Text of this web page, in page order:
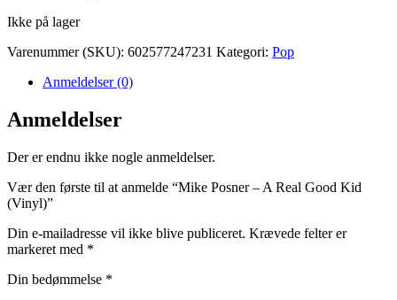
Ikke på lager
Varenummer (SKU): 602577247231 Kategori: Pop
Anmeldelser (0)
Anmeldelser
Der er endnu ikke nogle anmeldelser.
Vær den første til at anmelde “Mike Posner – A Real Good Kid
(Vinyl)”
Din e-mailadresse vil ikke blive publiceret. Krævede felter er
markeret med *
Din bedømmelse *